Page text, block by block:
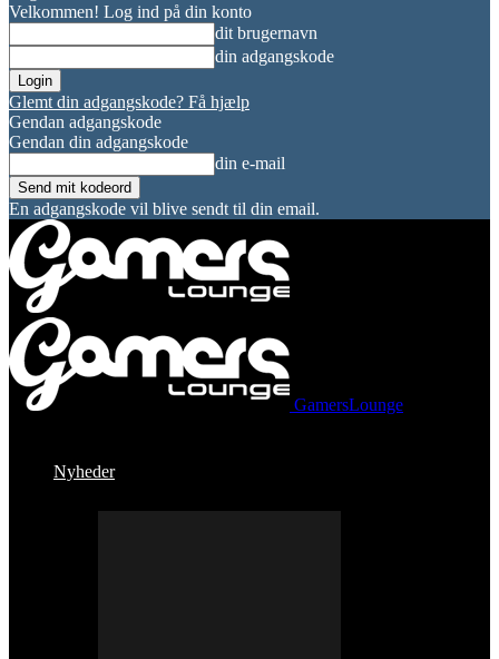
Velkommen! Log ind på din konto
dit brugernavn
din adgangskode
Glemt din adgangskode? Få hjælp
Gendan adgangskode
Gendan din adgangskode
din e-mail
En adgangskode vil blive sendt til din email.
GamersLounge
Nyheder